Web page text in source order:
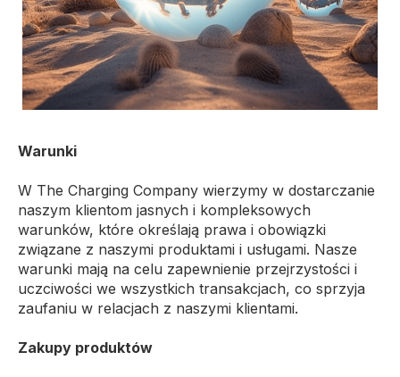
Warunki
W The Charging Company wierzymy w dostarczanie
naszym klientom jasnych i kompleksowych
warunków, które określają prawa i obowiązki
związane z naszymi produktami i usługami. Nasze
warunki mają na celu zapewnienie przejrzystości i
uczciwości we wszystkich transakcjach, co sprzyja
zaufaniu w relacjach z naszymi klientami.
Zakupy produktów